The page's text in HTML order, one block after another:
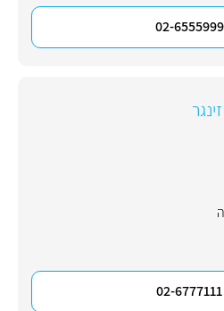
02-6555999
02-6777111